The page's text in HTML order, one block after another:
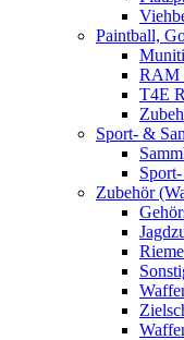
Paintball,
RAM
T4E
Sport- &
Zubehör